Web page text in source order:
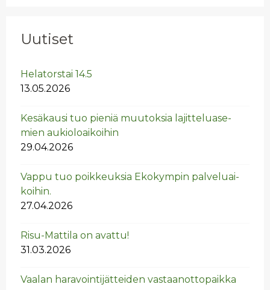
Uutiset
He­la­tors­tai 14.5
13.05.2026
Ke­sä­kausi tuo pie­niä muu­tok­sia la­jit­te­lua­se­
mien au­kio­loai­koi­hin
29.04.2026
Vappu tuo poik­keuk­sia Eko­kym­pin pal­ve­luai­
koi­hin.
27.04.2026
Risu-Mat­ti­la on avat­tu!
31.03.2026
Vaa­lan ha­ra­voin­ti­jät­tei­den vas­taan­ot­to­paik­ka